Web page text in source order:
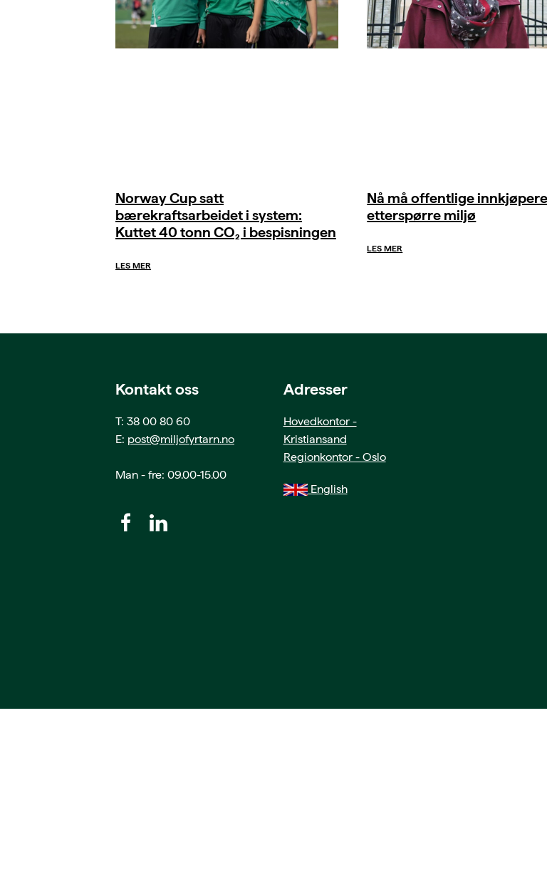
Norway Cup satt
bærekraftsarbeidet i system:
Kuttet 40 tonn CO₂ i bespisningen
LES MER
Nå må offentlige innkjøpere
etterspørre miljø
LES MER
Kontakt oss
T: 38 00 80 60
E: post@miljofyrtarn.no
Man - fre: 09.00-15.00
Adresser
Hovedkontor -
Kristiansand
Regionkontor - Oslo
English